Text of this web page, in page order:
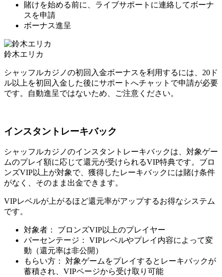
賭けを始める前に、ライブサポートに連絡してボーナ
スを申請
ボーナス進呈
鈴木エリカ
シャッフルカジノの初回入金ボーナスを利用するには、20ド
ル以上を初回入金した後にサポートへチャットで申請が必要
です。自動進呈ではないため、ご注意ください。
インスタントレーキバック
シャッフルカジノのインスタントレーキバックは、対象ゲー
ムのプレイ額に応じて還元が受けられるVIP特典です。ブロ
ンズVIP以上が対象で、獲得したレーキバックには賭け条件
がなく、そのまま出金できます。
VIPレベルが上がるほど還元率がアップするお得なシステム
です。
対象者： ブロンズVIP以上のプレイヤー
パーセンテージ： VIPレベルやプレイ内容によって変
動（還元率は非公開）
もらい方： 対象ゲームをプレイするとレーキバックが
蓄積され、VIPページから受け取り可能